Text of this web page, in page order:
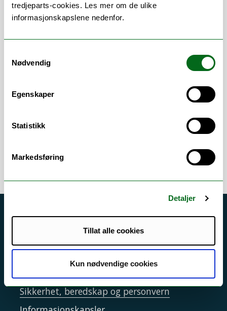
tredjeparts-cookies. Les mer om de ulike
informasjonskapslene nedenfor.
Nødvendig
Egenskaper
Statistikk
Markedsføring
Detaljer
Tillat alle cookies
Kun nødvendige cookies
Undervisningsansvar for teori og metode
på Master`s degree program in Indigenous
program. Ansvarlig for oppgaveseminar
Akutt hjelp
Sikkerhet, beredskap og personvern